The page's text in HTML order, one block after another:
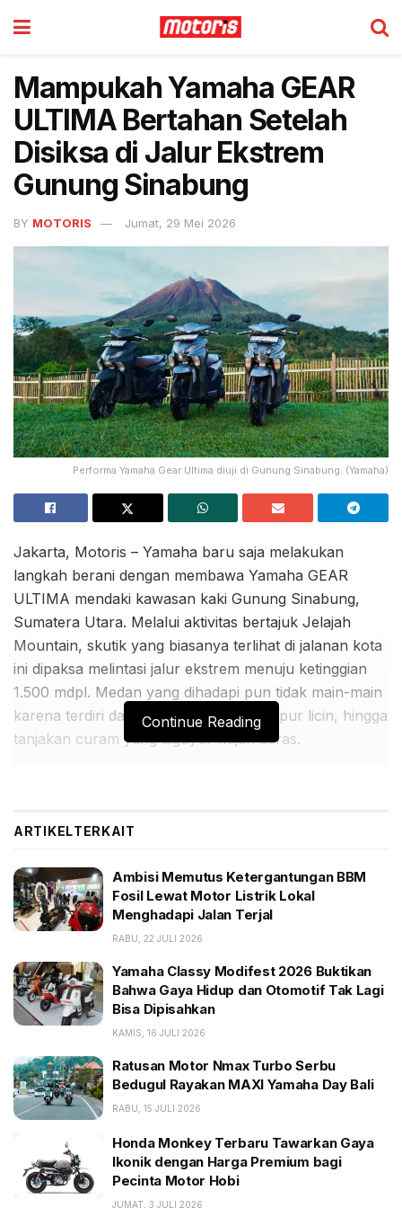
Mampukah Yamaha GEAR
ULTIMA Bertahan Setelah
Disiksa di Jalur Ekstrem
Gunung Sinabung
BY MOTORIS Jumat, 29 Mei 2026
Performa Yamaha Gear Ultima diuji di Gunung Sinabung. (Yamaha)
Jakarta, Motoris – Yamaha baru saja melakukan
langkah berani dengan membawa Yamaha GEAR
ULTIMA mendaki kawasan kaki Gunung Sinabung,
Sumatera Utara. Melalui aktivitas bertajuk Jelajah
Mountain, skutik yang biasanya terlihat di jalanan kota
ini dipaksa melintasi jalur ekstrem menuju ketinggian
1.500 mdpl. Medan yang dihadapi pun tidak main-main
karena terdiri dari bebatuan besar, lumpur licin, hingga
tanjakan curam yang diguyur hujan deras.
bagian rangka dan mesin. Joni Lie selaku General
menjelaskan alasan di balik pengujian berat tersebut.
BACA JUGA:
Ambisi Memutus Ketergantungan BBM Fosil Lewat
Motor Listrik Lokal Menghadapi Jalan Terjal
Yamaha Classy Modifest 2026 Buktikan Bahwa Gaya
Hidup dan Otomotif Tak Lagi Bisa Dipisahkan
Ratusan Motor Nmax Turbo Serbu Bedugul Rayakan
MAXI Yamaha Day Bali
“Aktivitas GEAR ULTIMA Jelajah Mountain ini secara
skutik ini merupakan motor yang kuat, praktis, dan
selalu bisa menemani segala bentuk mobilitas
pengendaranya berkat ragam fitur unggulan canggih
Continue Reading
ARTIKELTERKAIT
Ambisi Memutus Ketergantungan BBM
Fosil Lewat Motor Listrik Lokal
Menghadapi Jalan Terjal
RABU, 22 JULI 2026
Yamaha Classy Modifest 2026 Buktikan
Bahwa Gaya Hidup dan Otomotif Tak Lagi
Bisa Dipisahkan
KAMIS, 16 JULI 2026
Ratusan Motor Nmax Turbo Serbu
Bedugul Rayakan MAXI Yamaha Day Bali
RABU, 15 JULI 2026
Honda Monkey Terbaru Tawarkan Gaya
Ikonik dengan Harga Premium bagi
Pecinta Motor Hobi
JUMAT, 3 JULI 2026